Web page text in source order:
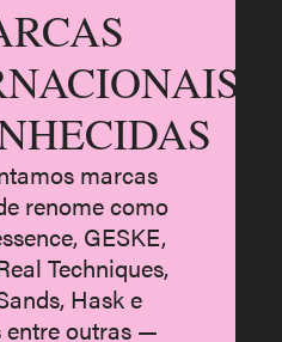
marcas
renome como
GESKE,
Techniques,
Hask e
entre outras —